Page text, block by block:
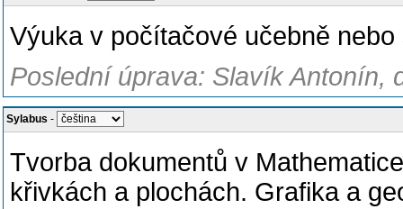
Výuka v počítačové učebně
Poslední úprava: Slavík Antonín,
Sylabus -
Tvorba dokumentů v
křivkách a plochách. Grafika a